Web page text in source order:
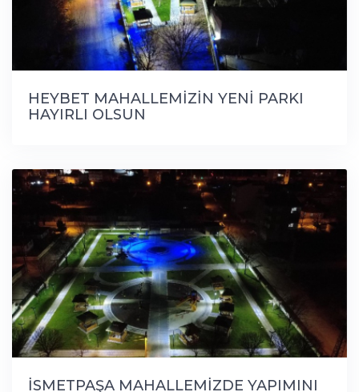
HEYBET MAHALLEMİZİN YENİ PARKI
HAYIRLI OLSUN
İSMETPAŞA MAHALLEMİZDE YAPIMINI